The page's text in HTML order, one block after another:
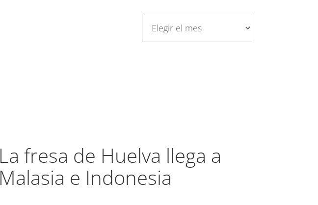
La fresa de Huelva llega a
Malasia e Indonesia